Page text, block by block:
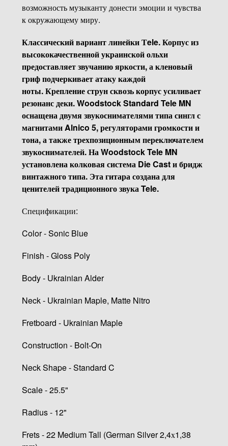
возможность музыканту донести эмоции и чувства
к окружающему миру.
Классический вариант линейки Тele. Корпус из
высококачественной украинской ольхи
предоставляет звучанию яркости, а кленовый
гриф подчеркивает атаку каждой
ноты. Крепление струн сквозь корпус усиливает
резонанс деки. Woodstock Standard Tele MN
оснащена двумя звукоснимателями типа сингл с
магнитами Alnico 5, регуляторами громкости и
тона, а также трехпозиционным переключателем
звукоснимателей. На Woodstock Tele MN
установлена колковая система Die Cast и бридж
винтажного типа. Эта гитара создана для
ценителей традиционного звука Tele.
Спецификации:
Color - Sonic Blue
Finish - Gloss Poly
Body - Ukrainian Alder
Neck - Ukrainian Maple, Matte Nitro
Fretboard - Ukrainian Maple
Construction - Bolt-On
Neck Shape - Standard C
Scale - 25.5"
Radius - 12"
Frets - 22 Medium Tall (German Silver 2,4х1,38